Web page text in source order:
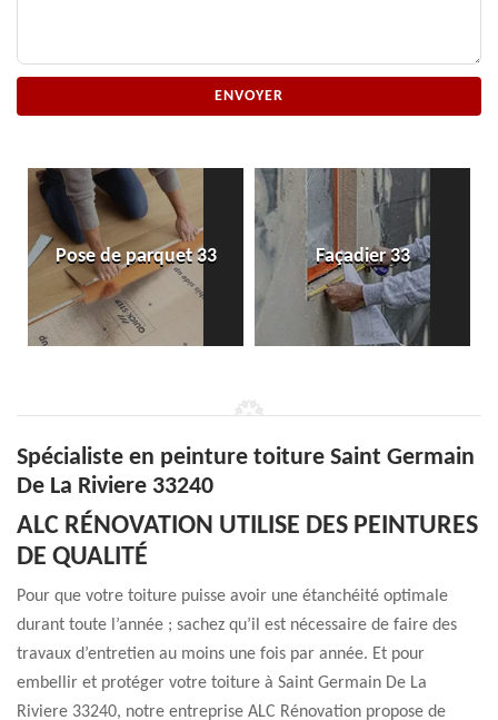
Pose de parquet 33 Façadier 33
Spécialiste en peinture toiture Saint Germain
De La Riviere 33240
ALC RÉNOVATION UTILISE DES PEINTURES
DE QUALITÉ
Pour que votre toiture puisse avoir une étanchéité optimale
durant toute l’année ; sachez qu’il est nécessaire de faire des
travaux d’entretien au moins une fois par année. Et pour
embellir et protéger votre toiture à Saint Germain De La
Riviere 33240, notre entreprise ALC Rénovation propose de